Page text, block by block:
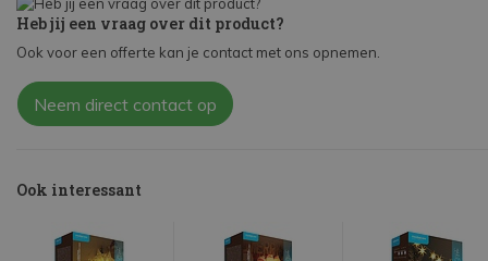
Heb jij een vraag over dit product?
Ook voor een offerte kan je contact met ons opnemen.
Neem direct contact op
Ook interessant